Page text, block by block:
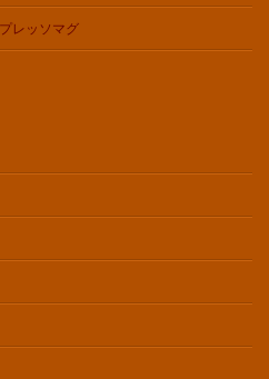
レッソマグ